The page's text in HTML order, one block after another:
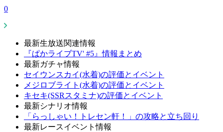
0
最新生放送関連情報
『ぱかライブTV' #5』情報まとめ
最新ガチャ情報
セイウンスカイ(水着)の評価とイベント
メジロブライト(水着)の評価とイベント
キセキ(SSRスタミナ)の評価とイベント
最新シナリオ情報
「らっしゃい！トレセン軒！」の攻略と立ち回り
最新レースイベント情報